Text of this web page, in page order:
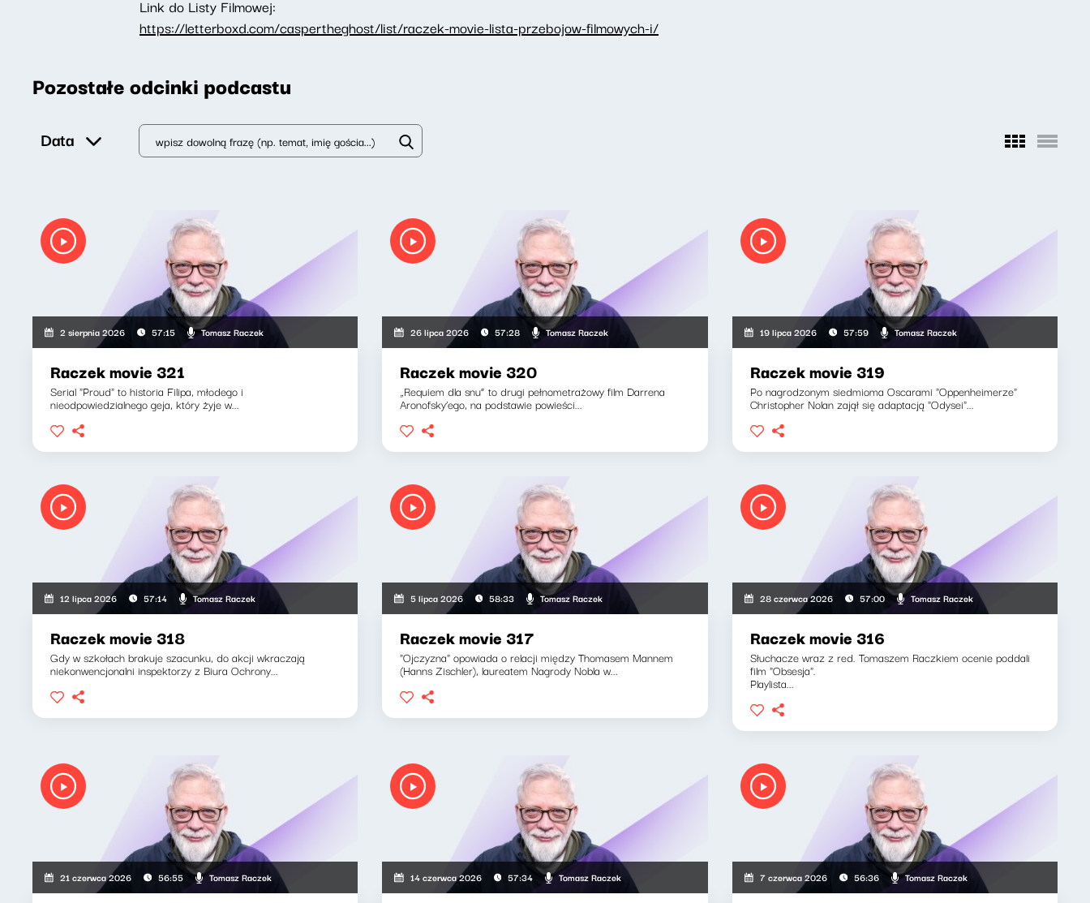
Link do Listy Filmowej:
https://letterboxd.com/caspertheghost/list/raczek-movie-lista-przebojow-filmowych-i/
Pozostałe odcinki podcastu
Data
2 sierpnia 2026 57:15 Tomasz Raczek
Raczek movie 321
Serial "Proud" to historia Filipa, młodego i
nieodpowiedzialnego geja, który żyje w...
26 lipca 2026 57:28 Tomasz Raczek
Raczek movie 320
„Requiem dla snu” to drugi pełnometrażowy film Darrena
Aronofsky’ego, na podstawie powieści...
19 lipca 2026 57:59 Tomasz Raczek
Raczek movie 319
Po nagrodzonym siedmioma Oscarami "Oppenheimerze"
Christopher Nolan zajął się adaptacją "Odysei"...
12 lipca 2026 57:14 Tomasz Raczek
Raczek movie 318
Gdy w szkołach brakuje szacunku, do akcji wkraczają
niekonwencjonalni inspektorzy z Biura Ochrony...
5 lipca 2026 58:33 Tomasz Raczek
Raczek movie 317
"Ojczyzna" opowiada o relacji między Thomasem Mannem
(Hanns Zischler), laureatem Nagrody Nobla w...
28 czerwca 2026 57:00 Tomasz Raczek
Raczek movie 316
Słuchacze wraz z red. Tomaszem Raczkiem ocenie poddali
film "Obsesja".
Playlista...
21 czerwca 2026 56:55 Tomasz Raczek 14 czerwca 2026 57:34 Tomasz Raczek 7 czerwca 2026 56:36 Tomasz Raczek